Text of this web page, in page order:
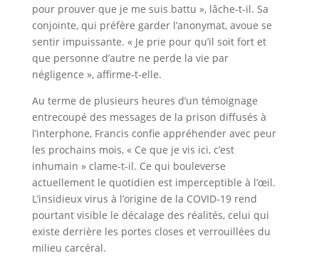
pour prouver que je me suis battu », lâche-t-il. Sa
conjointe, qui préfère garder l’anonymat, avoue se
sentir impuissante. « Je prie pour qu’il soit fort et
que personne d’autre ne perde la vie par
négligence », affirme-t-elle.
Au terme de plusieurs heures d’un témoignage
entrecoupé des messages de la prison diffusés à
l’interphone, Francis confie appréhender avec peur
les prochains mois, « Ce que je vis ici, c’est
inhumain » clame-t-il. Ce qui bouleverse
actuellement le quotidien est imperceptible à l’œil.
L’insidieux virus à l’origine de la COVID-19 rend
pourtant visible le décalage des réalités, celui qui
existe derrière les portes closes et verrouillées du
milieu carcéral.